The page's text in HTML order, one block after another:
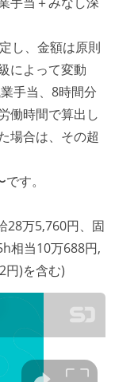
し、金額は原則
によって変動
手当、8時間分
働時間で算出し
場合は、その超
す。
28万5,760円、固
相当10万688円,
円)を含む)